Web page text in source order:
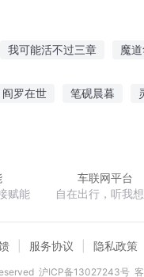
我可能活不过三章 魔
阎罗在世 笔砚晨暮
赋能
车联网平台
自在出行，听我
服务协议 隐私政策
沪ICP备13027243号